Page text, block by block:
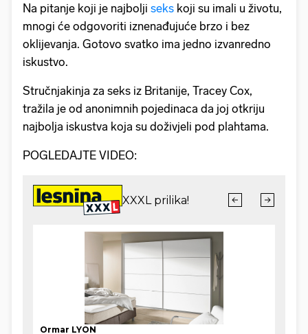
Na pitanje koji je najbolji seks koji su imali u životu,
mnogi će odgovoriti iznenađujuće brzo i bez
oklijevanja. Gotovo svatko ima jedno izvanredno
iskustvo.
Stručnjakinja za seks iz Britanije, Tracey Cox,
tražila je od anonimnih pojedinaca da joj otkriju
najbolja iskustva koja su doživjeli pod plahtama.
POGLEDAJTE VIDEO: